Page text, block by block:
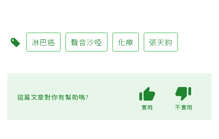
淋巴癌 聲音沙啞 化療 張天鈞
這篇文章對你有幫助嗎?
實用 不實用